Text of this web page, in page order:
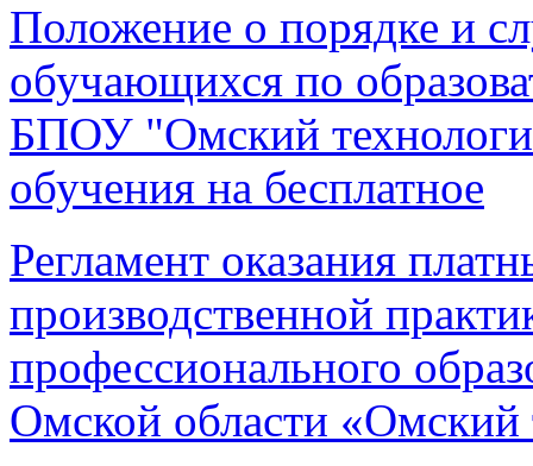
Положение о порядке и
обучающихся по
БПОУ "Омский
обучения на бесплатное
Регламент оказания
производственной
профессионального
Омской области «Омский